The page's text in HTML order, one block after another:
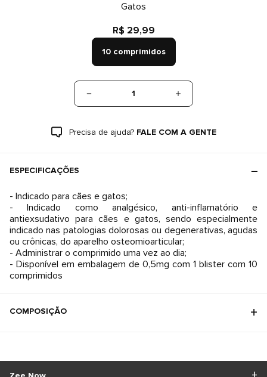
Gatos
R$ 29,99
10 comprimidos
1
Precisa de ajuda? FALE COM A GENTE
ESPECIFICAÇÕES
- Indicado para cães e gatos;
- Indicado como analgésico, anti-inflamatório e
antiexsudativo para cães e gatos, sendo especialmente
indicado nas patologias dolorosas ou degenerativas, agudas
ou crônicas, do aparelho osteomioarticular;
- Administrar o comprimido uma vez ao dia;
- Disponível em embalagem de 0,5mg com 1 blister com 10
comprimidos
COMPOSIÇÃO